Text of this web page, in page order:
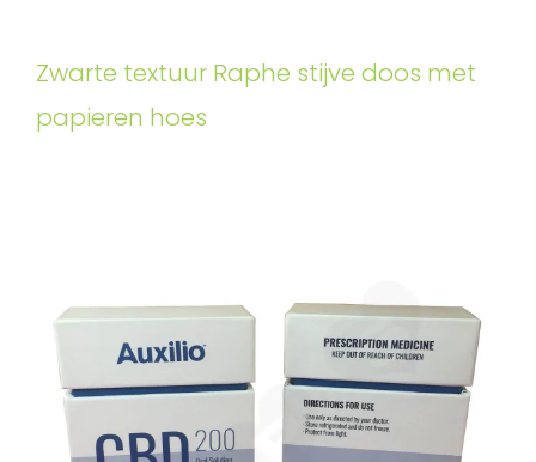
Zwarte textuur Raphe stijve doos met
papieren hoes